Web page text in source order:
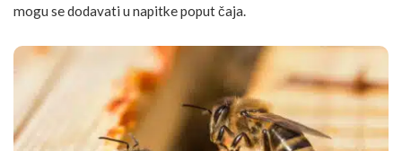
mogu se dodavati u napitke poput čaja.